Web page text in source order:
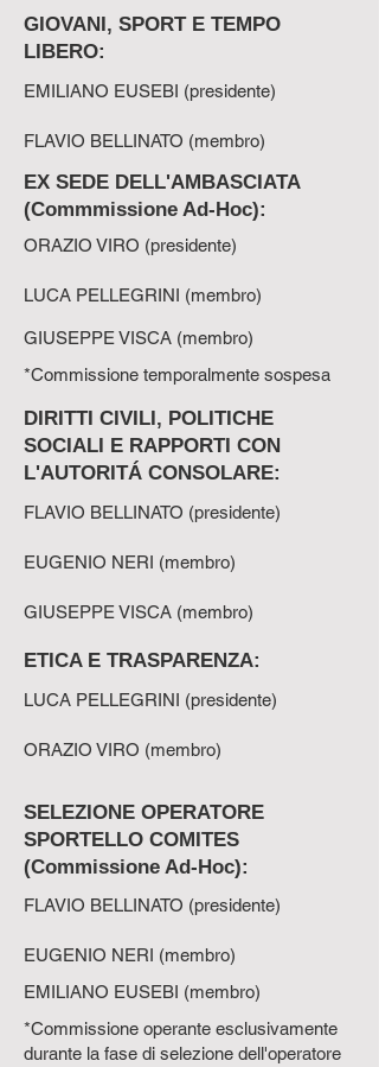
GIOVANI, SPORT E TEMPO
LIBERO:
EMILIANO EUSEBI (presidente)
FLAVIO BELLINATO (membro)
EX SEDE DELL'AMBASCIATA
(Commmissione Ad-Hoc):
ORAZIO VIRO (presidente)
LUCA PELLEGRINI (membro)
GIUSEPPE VISCA (membro)
*Commissione temporalmente sospesa
DIRITTI CIVILI, POLITICHE
SOCIALI E RAPPORTI CON
L'AUTORITÁ CONSOLARE:
FLAVIO BELLINATO (presidente)
EUGENIO NERI (membro)
GIUSEPPE VISCA (membro)
ETICA E TRASPARENZA:
LUCA PELLEGRINI (presidente)
ORAZIO VIRO (membro)
SELEZIONE OPERATORE
SPORTELLO COMITES
(Commissione Ad-Hoc):
FLAVIO BELLINATO (presidente)
EUGENIO NERI (membro)
EMILIANO EUSEBI (membro)
*Commissione operante esclusivamente
durante la fase di selezione dell'operatore